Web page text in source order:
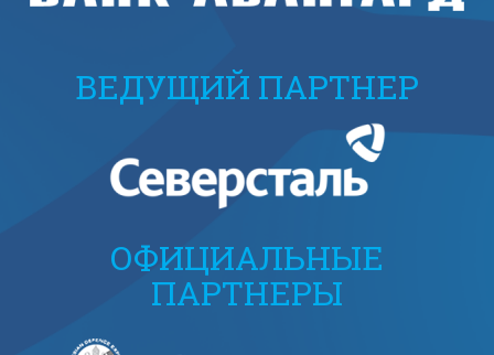
ВЕДУЩИЙ ПАРТНЕР
ОФИЦИАЛЬНЫЕ
ПАРТНЕРЫ